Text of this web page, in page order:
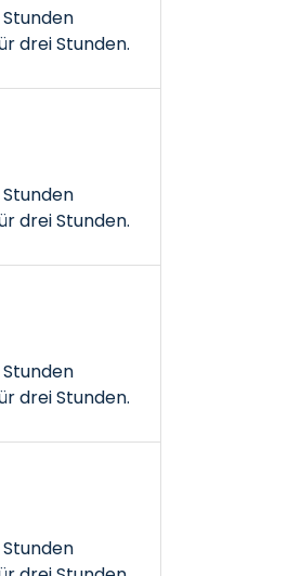
drei Stunden.
drei Stunden.
drei Stunden.